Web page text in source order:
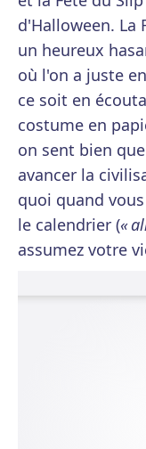
d'Halloween. La
un heureux
où l'on a juste
ce soit en
costume en
on sent bien
avancer la
quoi quand
le calendrier («
assumez votre